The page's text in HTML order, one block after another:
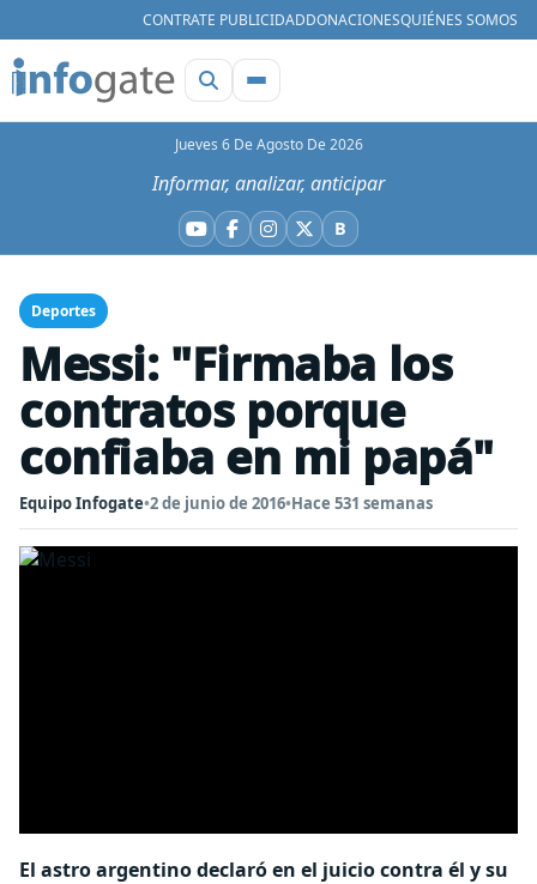
CONTRATE PUBLICIDADDONACIONESQUIÉNES SOMOS
Jueves 6 De Agosto De 2026
Informar, analizar, anticipar
YouTube
Facebook
Instagram
X BBluesky
Deportes
Messi: "Firmaba los
contratos porque
confiaba en mi papá"
Equipo Infogate•2 de junio de 2016•Hace 531 semanas
El astro argentino declaró en el juicio contra él y su